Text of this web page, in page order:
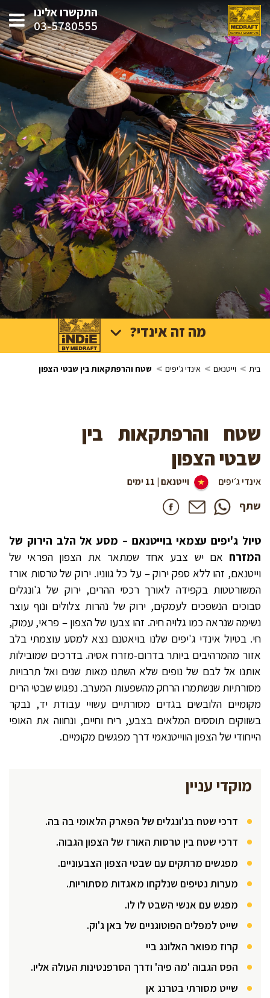
התקשרו אלינו
03-5780555
מה זה אינדי?
בית > וייטנאם > אינדי ג׳יפים > שטח והרפתקאות בין שבטי הצפון
שטח והרפתקאות בין
שבטי הצפון
אינדי ג׳יפים וייטנאם | 11 ימים
שתף
טיול ג'יפים עצמאי בוייטנאם – מסע אל הלב הירוק של
המזרח אם יש צבע אחד שמתאר את הצפון הפראי של
וייטנאם, זהו ללא ספק ירוק – על כל גווניו. ירוק של טרסות אורז
המשורטטות בקפידה לאורך רכסי ההרים, ירוק של ג'ונגלים
סבוכים הנשפכים לעמקים, ירוק של נהרות צלולים ונוף עוצר
נשימה שנראה כמו גלויה חיה. זהו צבעו של הצפון – פראי, עמוק,
חי. בטיול אינדי ג'יפים שלנו בויאטנם נצא למסע עוצמתי בלב
אזור מהמרהיבים ביותר בדרום-מזרח אסיה. בדרכים שמובילות
אותנו אל לבם של נופים שלא השתנו מאות שנים ואל תרבויות
מסורתיות שנשתמרו הרחק מהשפעות המערב. נפגוש שבטי הרים
מקומיים הלובשים בגדים מסורתיים עשויי עבודת יד, נבקר
בשווקים תוססים המלאים בצבע, ריח וחיים, ונחווה את האופי
הייחודי של הצפון הווייטנאמי דרך מפגשים מקומיים.
מוקדי עניין
דרכי שטח בג'ונגלים של הפארק הלאומי בה בה.
דרכי שטח בין טרסות האורז של הצפון הגבוה.
מפגשים מרתקים עם שבטי הצפון הצבעוניים.
מערות נטיפים שנלקחו מאגדות מסתוריות.
מפגש עם אנשי השבט לו לו.
שייט למפלים הפוטוגניים של באן ג'וק.
קרוז מפואר האלונג ביי
הפס הגבוה 'מה פיה' ודרך הסרפנטינות העולה אליו.
שייט מסורתי בטרנג אן